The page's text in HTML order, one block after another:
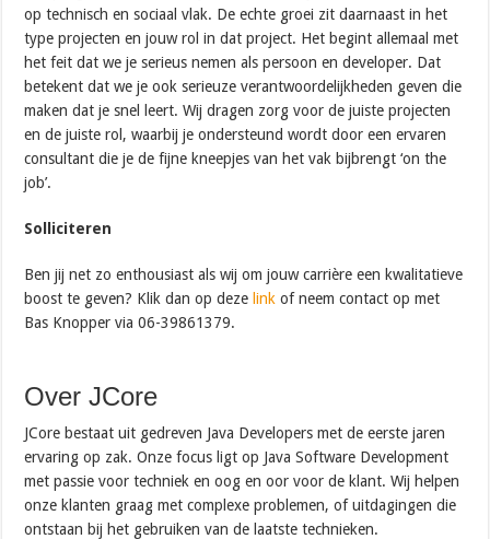
op technisch en sociaal vlak. De echte groei zit daarnaast in het
type projecten en jouw rol in dat project. Het begint allemaal met
het feit dat we je serieus nemen als persoon en developer. Dat
betekent dat we je ook serieuze verantwoordelijkheden geven die
maken dat je snel leert. Wij dragen zorg voor de juiste projecten
en de juiste rol, waarbij je ondersteund wordt door een ervaren
consultant die je de fijne kneepjes van het vak bijbrengt ‘on the
job’.
Solliciteren
Ben jij net zo enthousiast als wij om jouw carrière een kwalitatieve
boost te geven? Klik dan op deze link of neem contact op met
Bas Knopper via 06-39861379.
Over JCore
JCore bestaat uit gedreven Java Developers met de eerste jaren
ervaring op zak. Onze focus ligt op Java Software Development
met passie voor techniek en oog en oor voor de klant. Wij helpen
onze klanten graag met complexe problemen, of uitdagingen die
ontstaan bij het gebruiken van de laatste technieken.